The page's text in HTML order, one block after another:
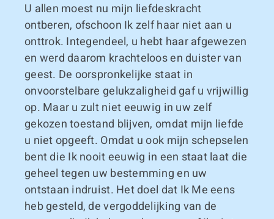
U allen moest nu mijn liefdeskracht
ontberen, ofschoon Ik zelf haar niet aan u
onttrok. Integendeel, u hebt haar afgewezen
en werd daarom krachteloos en duister van
geest. De oorspronkelijke staat in
onvoorstelbare gelukzaligheid gaf u vrijwillig
op. Maar u zult niet eeuwig in uw zelf
gekozen toestand blijven, omdat mijn liefde
u niet opgeeft. Omdat u ook mijn schepselen
bent die Ik nooit eeuwig in een staat laat die
geheel tegen uw bestemming en uw
ontstaan indruist. Het doel dat Ik Me eens
heb gesteld, de vergoddelijking van de